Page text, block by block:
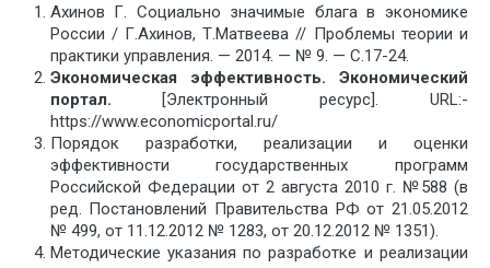
Ахинов Г. Социально значимые блага в экономике
России / Г.Ахинов, Т.Матвеева // Проблемы теории и
практики управления. — 2014. — № 9. — С.17-24.
Экономическая эффективность. Экономический
портал. [Электронный ресурс]. URL:-
https://www.economicportal.ru/
Порядок разработки, реализации и оценки
эффективности государственных программ
Российской Федерации от 2 августа 2010 г. №588 (в
ред. Постановлений Правительства РФ от 21.05.2012
№ 499, от 11.12.2012 № 1283, от 20.12.2012 № 1351).
Методические указания по разработке и реализации